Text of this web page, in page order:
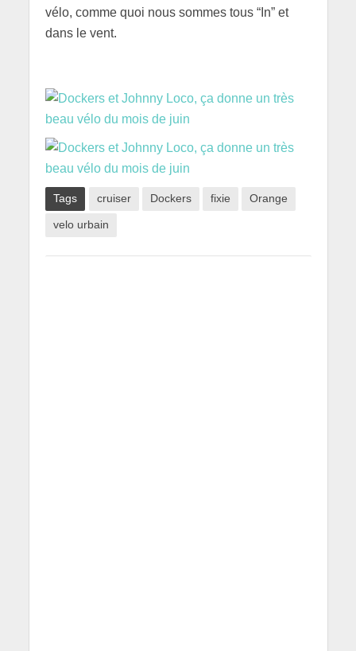
vélo, comme quoi nous sommes tous “In” et
dans le vent.
Tags cruiser Dockers fixie Orange
velo urbain